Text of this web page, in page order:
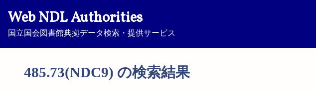
Web NDL Authorities
国立国会図書館典拠データ検索・提供サービス
485.73(NDC9) の検索結果